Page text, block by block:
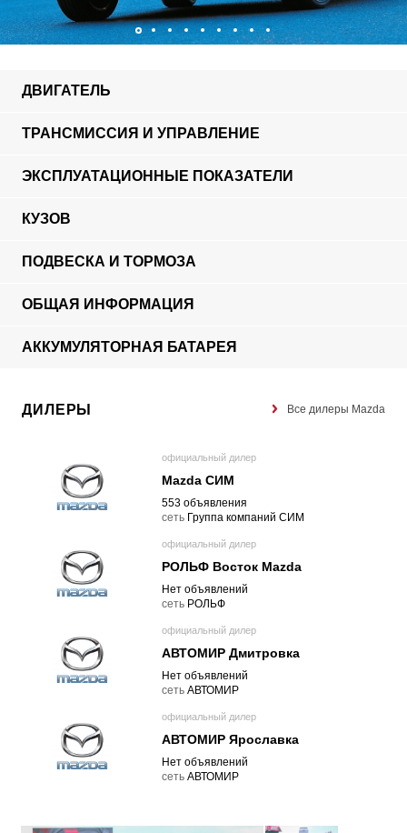
ДВИГАТЕЛЬ
ТРАНСМИССИЯ И УПРАВЛЕНИЕ
ЭКСПЛУАТАЦИОННЫЕ ПОКАЗАТЕЛИ
КУЗОВ
ПОДВЕСКА И ТОРМОЗА
ОБЩАЯ ИНФОРМАЦИЯ
АККУМУЛЯТОРНАЯ БАТАРЕЯ
ДИЛЕРЫ Все дилеры Mazda
официальный дилер
Mazda СИМ
553 объявления
cеть Группа компаний СИМ
официальный дилер
РОЛЬФ Восток Mazda
Нет объявлений
cеть РОЛЬФ
официальный дилер
АВТОМИР Дмитровка
Нет объявлений
cеть АВТОМИР
официальный дилер
АВТОМИР Ярославка
Нет объявлений
cеть АВТОМИР